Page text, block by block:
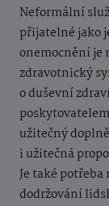
Neformální
přijatelné jako
onemocnění je
zdravotnický
o duševní
užitečný
i užitečná
Je také
dodržování